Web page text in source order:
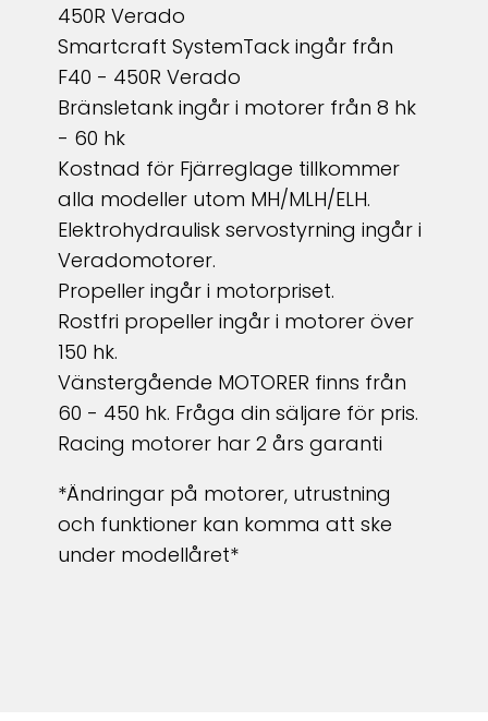
450R Verado
Smartcraft SystemTack ingår från
F40 - 450R Verado
Bränsletank ingår i motorer från 8 hk
- 60 hk
Kostnad för Fjärreglage tillkommer
alla modeller utom MH/MLH/ELH.
Elektrohydraulisk servostyrning ingår i
Veradomotorer.
Propeller ingår i motorpriset.
Rostfri propeller ingår i motorer över
150 hk.
Vänstergående MOTORER finns från
60 - 450 hk. Fråga din säljare för pris.
Racing motorer har 2 års garanti
*Ändringar på motorer, utrustning
och funktioner kan komma att ske
under modellåret*